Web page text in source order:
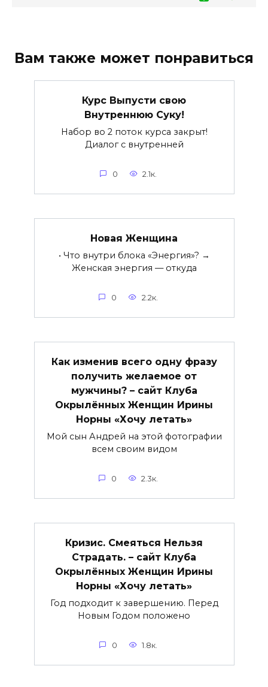
Вам также может понравиться
Курс Выпусти свою
Внутреннюю Суку!
Набор во 2 поток курса закрыт!
Диалог с внутренней
0 2.1к.
Новая Женщина
• Что внутри блока «Энергия»? →
Женская энергия — откуда
0 2.2к.
Как изменив всего одну фразу
получить желаемое от
мужчины? – сайт Клуба
Окрылённых Женщин Ирины
Норны «Хочу летать»
Мой сын Андрей на этой фотографии
всем своим видом
0 2.3к.
Кризис. Смеяться Нельзя
Страдать. – сайт Клуба
Окрылённых Женщин Ирины
Норны «Хочу летать»
Год подходит к завершению. Перед
Новым Годом положено
0 1.8к.